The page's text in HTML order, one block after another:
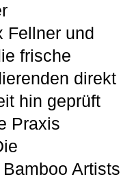
Fellner und
frische
direkt
hin geprüft
Praxis
Artists